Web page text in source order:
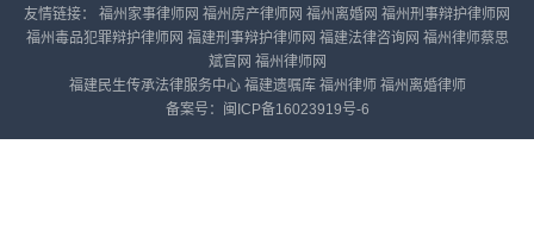
友情链接： 福州家事律师网 福州房产律师网 福州离婚网 福州刑事辩护律师网
福州毒品犯罪辩护律师网 福建刑事辩护律师网 福建法律咨询网 福州律师蔡思
斌官网 福州律师网
福建民生传承法律服务中心 福建遗嘱库 福州律师 福州离婚律师
备案号：
闽ICP备16023919号-6